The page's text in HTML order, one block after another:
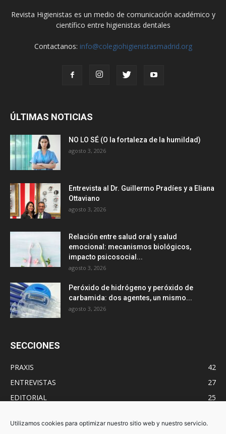
Utilizamos cookies para optimizar nuestro sitio web y nuestro servicio.
Revista Higienistas es un medio de comunicación académico y
científico entre higienistas dentales
Contactanos: info@colegiohigienistasmadrid.org
ÚLTIMAS NOTICIAS
NO LO SÉ (O la fortaleza de la humildad)
agosto 3, 2026
Entrevista al Dr. Guillermo Pradíes y a Eliana
Ottaviano
agosto 3, 2026
Relación entre salud oral y salud
emocional: mecanismos biológicos,
impacto psicosocial...
agosto 3, 2026
Peróxido de hidrógeno y peróxido de
carbamida: dos agentes, un mismo...
agosto 3, 2026
SECCIONES
PRAXIS
42
ENTREVISTAS
27
EDITORIAL
25
GESTIONA-Tⓔ